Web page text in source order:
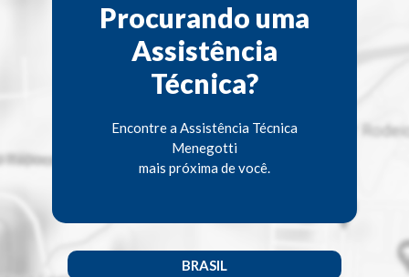
Procurando uma
Assistência
Técnica?
Encontre a Assistência Técnica
Menegotti
mais próxima de você.
BRASIL